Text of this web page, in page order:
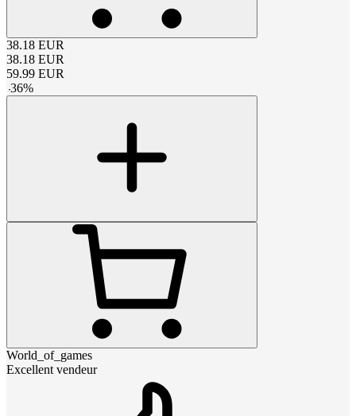
38.18 EUR
38.18 EUR
59.99 EUR
-36%
World_of_games
Excellent vendeur